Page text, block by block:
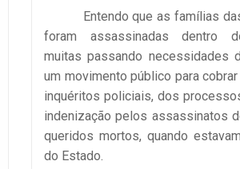
Entendo que as famílias das
foram assassinadas dentro
muitas passando necessidades
um movimento público para
inquéritos policiais, dos
indenização pelos assassinatos
queridos mortos, quando
do Estado.